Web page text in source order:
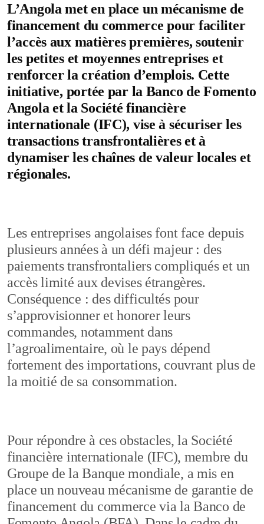
L’Angola met en place un mécanisme de
financement du commerce pour faciliter
l’accès aux matières premières, soutenir
les petites et moyennes entreprises et
renforcer la création d’emplois. Cette
initiative, portée par la Banco de Fomento
Angola et la Société financière
internationale (IFC), vise à sécuriser les
transactions transfrontalières et à
dynamiser les chaînes de valeur locales et
régionales.
Les entreprises angolaises font face depuis
plusieurs années à un défi majeur : des
paiements transfrontaliers compliqués et un
accès limité aux devises étrangères.
Conséquence : des difficultés pour
s’approvisionner et honorer leurs
commandes, notamment dans
l’agroalimentaire, où le pays dépend
fortement des importations, couvrant plus de
la moitié de sa consommation.
Pour répondre à ces obstacles, la Société
financière internationale (IFC), membre du
Groupe de la Banque mondiale, a mis en
place un nouveau mécanisme de garantie de
financement du commerce via la Banco de